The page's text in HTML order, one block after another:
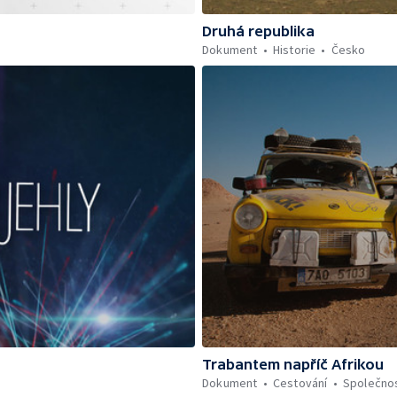
Druhá republika
Dokument
Historie Česko
Trabantem napříč Afrikou
Dokument
Cestování